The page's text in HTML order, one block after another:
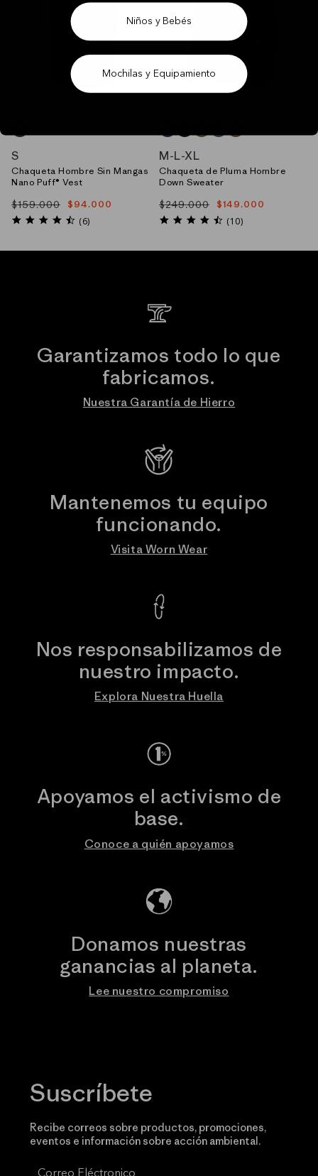
GRIS_(FGE)
S
Chaqueta Hombre Sin Mangas
Nano Puff® Vest
Precio
habitual
$159.000
Precio
de
$94.000
4.7
(6)
AZUL_(CLMB)
NEGRO_(BLK)
VERDE_(GRZG)
AZUL_(WLDB)
CAFE_(RPBN)
M-L-XL
Chaqueta de Pluma Hombre
Down Sweater
Precio
habitual
$249.000
Precio
de
$149.000
4.6
(10)
Garantizamos todo lo que
fabricamos.
Nuestra Garantía de Hierro
Mantenemos tu equipo
funcionando.
Visita Worn Wear
Nos responsabilizamos de
nuestro impacto.
Explora Nuestra Huella
Apoyamos el activismo de
base.
Conoce a quién apoyamos
Donamos nuestras
ganancias al planeta.
Lee nuestro compromiso
Suscríbete
Recibe correos sobre productos, promociones,
eventos e información sobre acción ambiental.
Niños y Bebés
Mochilas y Equipamiento